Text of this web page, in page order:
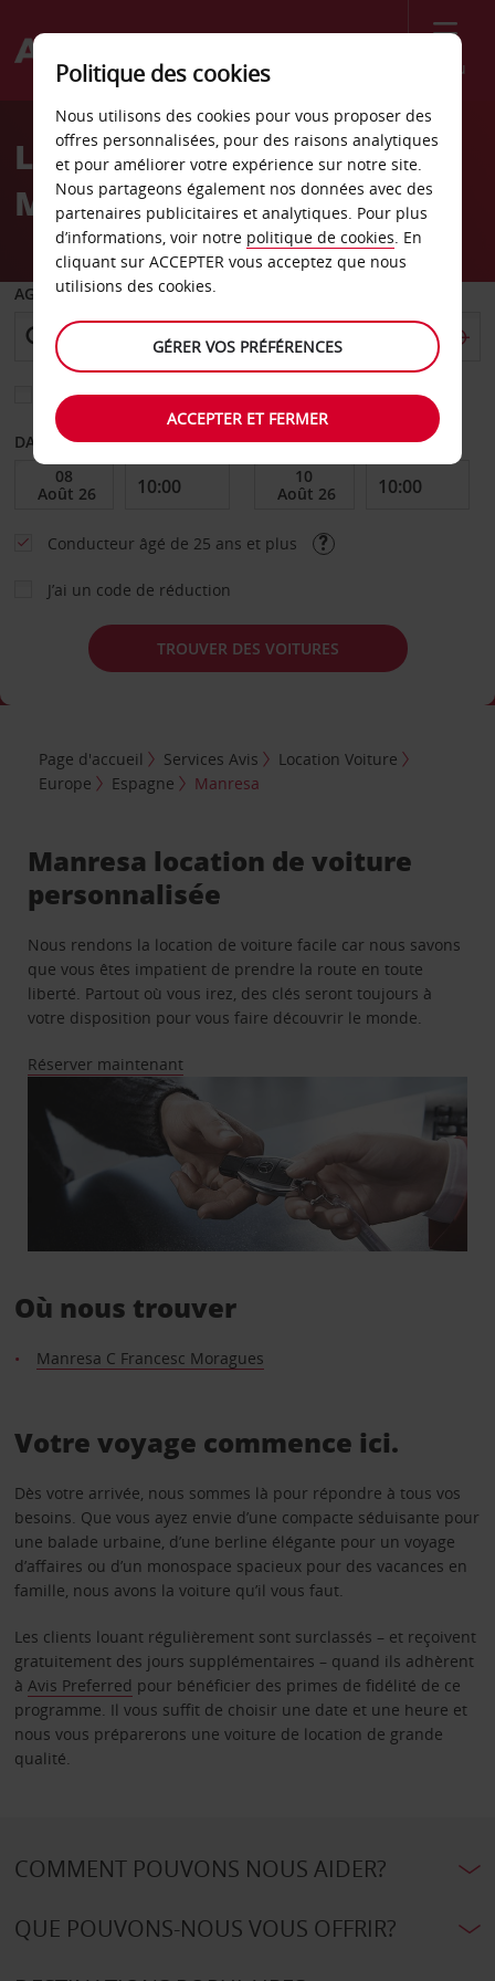
Menu
Welcome
AvisLocation de voiture
Manresa
AGENCE DE DÉPART
Sélectionnez une autre agence de retour
DATE DE DÉBUT DATE DE FIN
Conducteur âgé de 25 ans et plus
J’ai un code de réduction
TROUVER DES VOITURES
Page d'accueil Services Avis
Location Voiture
Europe
Espagne Manresa
Manresa location de voiture
personnalisée
Nous rendons la location de voiture facile car nous savons
que vous êtes impatient de prendre la route en toute
liberté. Partout où vous irez, des clés seront toujours à
votre disposition pour vous faire découvrir le monde.
Réserver maintenant
Où nous trouver
Manresa C Francesc Moragues
Votre voyage commence ici.
Dès votre arrivée, nous sommes là pour répondre à tous vos
besoins. Que vous ayez envie d’une compacte séduisante pour
une balade urbaine, d’une berline élégante pour un voyage
d’affaires ou d’un monospace spacieux pour des vacances en
famille, nous avons la voiture qu’il vous faut.
Les clients louant régulièrement sont surclassés – et reçoivent
gratuitement des jours supplémentaires – quand ils adhèrent
à Avis Preferred pour bénéficier des primes de fidélité de ce
programme. Il vous suffit de choisir une date et une heure et
nous vous préparerons une voiture de location de grande
qualité.
COMMENT POUVONS NOUS AIDER?
QUE POUVONS-NOUS VOUS OFFRIR?
Politique des cookies
Nous utilisons des cookies pour vous proposer des
offres personnalisées, pour des raisons analytiques
et pour améliorer votre expérience sur notre site.
Nous partageons également nos données avec des
partenaires publicitaires et analytiques. Pour plus
d’informations, voir notre politique de cookies. En
cliquant sur ACCEPTER vous acceptez que nous
utilisions des cookies.
GÉRER VOS PRÉFÉRENCES
ACCEPTER ET FERMER